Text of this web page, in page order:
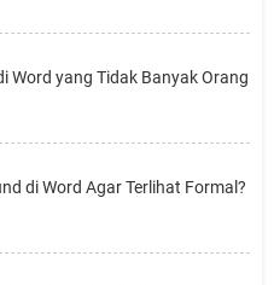
Word yang Tidak Banyak Orang
di Word Agar Terlihat Formal?